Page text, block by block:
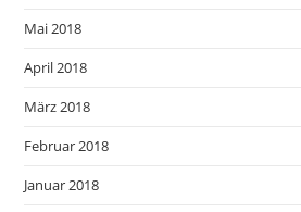
Mai 2018
April 2018
März 2018
Februar 2018
Januar 2018